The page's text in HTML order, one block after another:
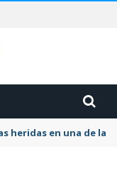
heridas en una de